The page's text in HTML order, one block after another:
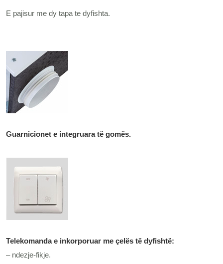
E pajisur me dy tapa te dyfishta.
Guarnicionet e integruara të gomës.
Telekomanda e inkorporuar me çelës të dyfishtë:
– ndezje-fikje.